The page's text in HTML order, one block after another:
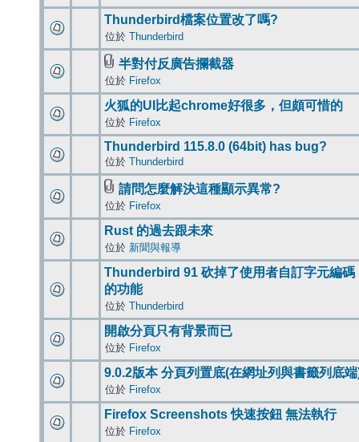
Thunderbird檔案位置改了嗎?
位於 Thunderbird
半對付反廣告攔截器
位於 Firefox
火狐的UI比起chrome好很多，但頗可惜的
位於 Firefox
Thunderbird 115.8.0 (64bit) has bug?
位於 Thunderbird
請問怎麼解決這種顯示異常?
位於 Firefox
Rust 的過去跟未來
位於 新聞與報導
Thunderbird 91 砍掉了使用者自訂字元編碼
的功能
位於 Thunderbird
開啟分頁只有背景而已
位於 Firefox
9.0.2版本 分頁列置底(在網址列與書籤列底
位於 Firefox
Firefox Screenshots 快速按鈕 無法執行
位於 Firefox